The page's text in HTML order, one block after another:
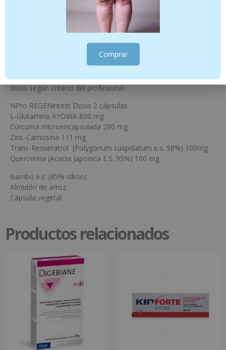
inmunitario. La síntesis de proteínas, en la que el zinc juega un
papel clave, es fundamental para la regeneración de los
tejidos. *El zinc juega un papel clave en la síntesis de
Tomar dos cápsulas preferiblemente media
hora antes decualquier comida principal. Aumentar la
dosis según criterio delprofesional.
NPro REGENintest Dosis 2 cápsulas
L-Glutamina KYOWA 800 mg
Cúrcuma microencapsulada 280 mg
Zinc-Carnosina 111 mg
Trans-Resveratrol (Polygonum cuspidatum e.s. 98%) 100mg
Quercetina (Acacia Japonica E.S. 95%) 100 mg
Bambú e.s. (85% silicio)
Almidón de arroz
Cápsula vegetal
Productos relacionados
Comprar